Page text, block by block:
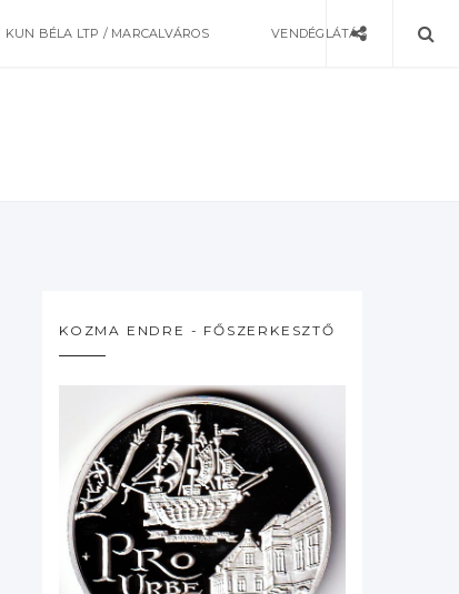
KUN BÉLA LTP / MARCALVÁROS VENDÉGLÁTÁS
KOZMA ENDRE - FŐSZERKESZTŐ